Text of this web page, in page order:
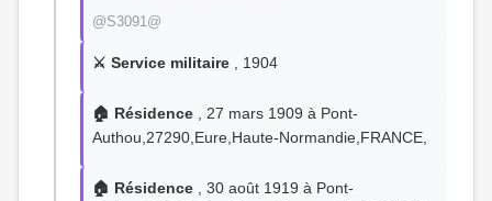
@S3091@
⚔️ Service militaire , 1904
🏠 Résidence , 27 mars 1909 à Pont-
Authou,27290,Eure,Haute-Normandie,FRANCE,
🏠 Résidence , 30 août 1919 à Pont-